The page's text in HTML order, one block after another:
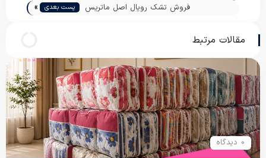
فروش تشک رویال اصل ماتریس پست بعدی »
مقالات مرتبط
0 دیدگاه